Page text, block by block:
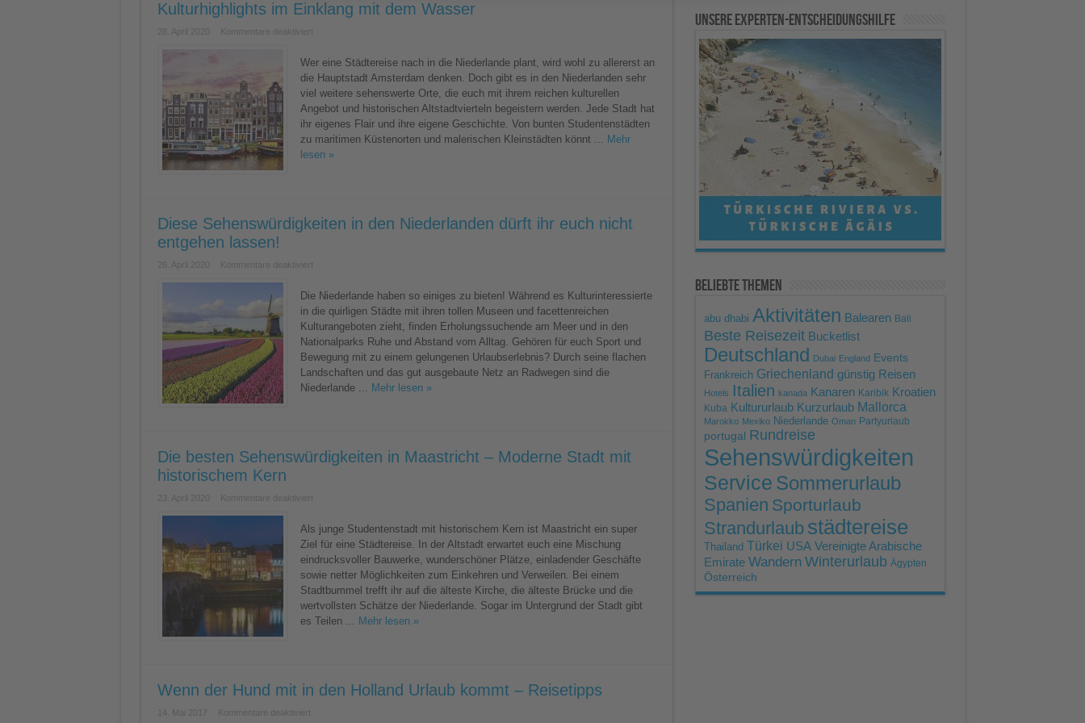
Kulturhighlights im Einklang mit dem Wasser
28. April 2020 Kommentare deaktiviertfür
Städte
in
den
Niederlanden
–
charmante
Kulturhighlights
im
Einklang
dem
Wer eine Städtereise nach in die Niederlande plant, wird wohl zu allererst an
die Hauptstadt Amsterdam denken. Doch gibt es in den Niederlanden sehr
viel weitere sehenswerte Orte, die euch mit ihrem reichen kulturellen
Angebot und historischen Altstadtvierteln begeistern werden. Jede Stadt hat
ihr eigenes Flair und ihre eigene Geschichte. Von bunten Studentenstädten
zu maritimen Küstenorten und malerischen Kleinstädten könnt ...
Mehr
lesen »
Diese Sehenswürdigkeiten in den Niederlanden dürft ihr euch nicht
entgehen lassen!
26. April 2020 Kommentare deaktiviertfür
in
den
Niederlanden
dürft
ihr
euch
entgehen
lassen!
Die Niederlande haben so einiges zu bieten! Während es Kulturinteressierte
in die quirligen Städte mit ihren tollen Museen und facettenreichen
Kulturangeboten zieht, finden Erholungssuchende am Meer und in den
Nationalparks Ruhe und Abstand vom Alltag. Gehören für euch Sport und
Bewegung mit zu einem gelungenen Urlaubserlebnis? Durch seine flachen
Landschaften und das gut ausgebaute Netz an Radwegen sind die
Niederlande ...
Mehr lesen »
Die besten Sehenswürdigkeiten in Maastricht – Moderne Stadt mit
historischem Kern
23. April 2020 Kommentare deaktiviertfür
Sehenswürdigkeiten
in
Maastricht
Moderne
Stadt
mit
historischem
Kern
Als junge Studentenstadt mit historischem Kern ist Maastricht ein super
Ziel für eine Städtereise. In der Altstadt erwartet euch eine Mischung
eindrucksvoller Bauwerke, wunderschöner Plätze, einladender Geschäfte
sowie netter Möglichkeiten zum Einkehren und Verweilen. Bei einem
Stadtbummel trefft ihr auf die älteste Kirche, die älteste Brücke und die
wertvollsten Schätze der Niederlande. Sogar im Untergrund der Stadt gibt
es Teilen ...
Mehr lesen »
Wenn der Hund mit in den Holland Urlaub kommt – Reisetipps
14. Mai 2017 Kommentare deaktiviertfür
powered by
Usercentrics
Consent Management Platform
Unsere Experten-Entscheidungshilfe
Beliebte Themen
abu dhabi Aktivitäten Balearen Bali
Beste Reisezeit Bucketlist
Deutschland Dubai England Events
Frankreich Griechenland günstig Reisen
Hotels Italien kanada Kanaren Karibik Kroatien
Kuba Kultururlaub Kurzurlaub Mallorca
Marokko Mexiko Niederlande Oman Partyurlaub
portugal Rundreise
Sehenswürdigkeiten
Service Sommerurlaub
Spanien Sporturlaub
Strandurlaub städtereise
Thailand Türkei USA Vereinigte Arabische
Emirate Wandern Winterurlaub Ägypten
Österreich